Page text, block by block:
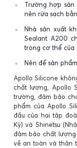
Trường hợp
nên rửa sạch
Nhà sản xuất
Sealant A200
trong cơ thể của
Nên để sản
Apollo Silicone
chất lượng, Apollo
trường, đảm bảo
phẩm của Apollo
đầu của hai tập
Kỳ) và Shinetsu
đảm bảo chất
về an toàn và thân